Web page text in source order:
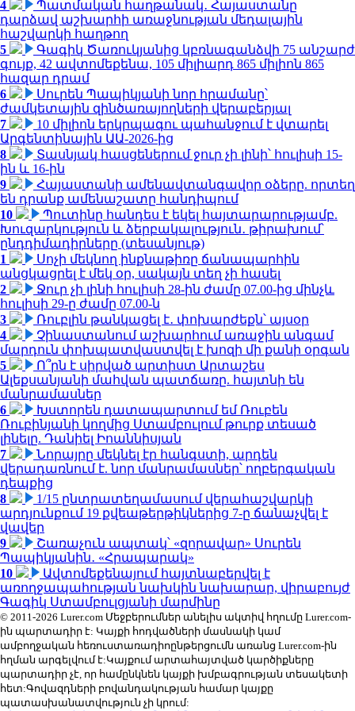
4
Պատմական հաղթանակ․ Հայաստանը
դարձավ աշխարհի առաջնության մեդալային
հաշվարկի հաղթող
5
Գագիկ Ծառուկյանից կբռնագանձվի 75 անշարժ
գույք, 42 ավտոմեքենա, 105 միլիարդ 865 միլիոն 865
հազար դրամ
6
Սուրեն Պապիկյանի նոր հրամանը՝
ժամկետային զինծառայողների վերաբերյալ
7
10 միլիոն երկրպագու պահանջում է վտարել
Արգենտինային ԱԱ-2026-ից
8
Տասնյակ հասցեներում ջուր չի լինի՝ հուլիսի 15-
ին և 16-ին
9
Հայաստանի ամենավտանգավոր օձերը. որտեղ
են դրանք ամենաշատը հանդիպում
10
Պուտինը հանդես է եկել հայտարարությամբ.
Խուզարկություն և ձերբակալություն․ թիրախում՝
ընդդիմադիրները (տեսանյութ)
1
Սոչի մեկնող ինքնաթիռը ճանապարհին
անցկացրել է մեկ օր, սակայն տեղ չի հասել
2
Ջուր չի լինի հուլիսի 28-ին ժամը 07.00-ից մինչև
հուլիսի 29-ը ժամը 07.00-ն
3
Ռուբլին թանկացել է․ փոխարժեքն՝ այսօր
4
Չինաստանում աշխարհում առաջին անգամ
մարդուն փոխպատվաստվել է խոզի մի քանի օրգան
5
Ո՞րն է սիրված արտիստ Արտաշես
Ալեքսանյանի մահվան պատճառը. հայտնի են
մանրամասներ
6
Խստորեն դատապարտում եմ Ռուբեն
Ռուբինյանի կողմից Ստամբուլում թուրք տեսած
լինելը. Դանիել Իոաննիսյան
7
Նորայրը մեկնել էր հանգստի, արդեն
վերադառնում է. նոր մանրամասներ՝ ողբերգական
դեպքից
8
1/15 ընտրատեղամասում վերահաշվարկի
արդյունքում 19 քվեաթերթիկներից 7-ը ճանաչվել է
վավեր
9
Շառաչուն ապտակ՝ «զորավար» Սուրեն
Պապիկյանին․ «Հրապարակ»
10
Ավտոմեքենայում հայտնաբերվել է
առողջապահության նախկին նախարար, վիրաբույժ
Գագիկ Ստամբուլցյանի մարմինը
© 2011-2026 Lurer.com Մեջբերումներ անելիս ակտիվ հղումը Lurer.com-
ին պարտադիր է: Կայքի հոդվածների մասնակի կամ
ամբողջական հեռուստառադիոընթերցումն առանց Lurer.com-ին
հղման արգելվում է:Կայքում արտահայտված կարծիքները
պարտադիր չէ, որ համընկնեն կայքի խմբագրության տեսակետի
հետ:Գովազդների բովանդակության համար կայքը
պատասխանատվություն չի կրում: